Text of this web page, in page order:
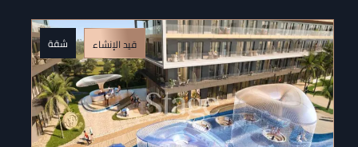
قيد الإنشاء شقة